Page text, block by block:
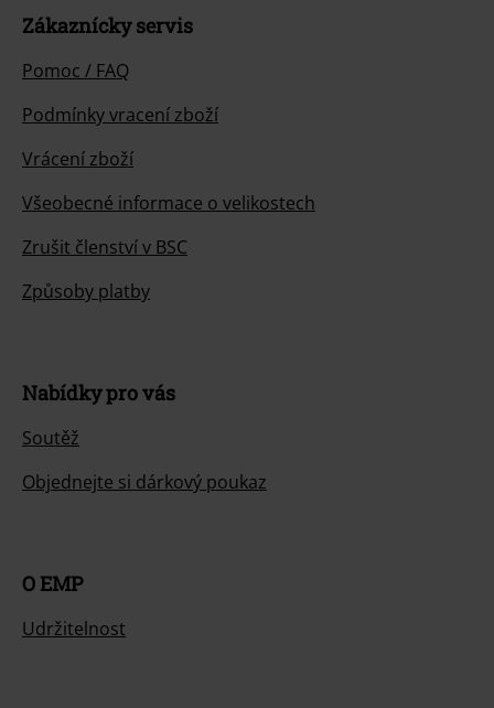
Zákaznícky servis
Pomoc / FAQ
Podmínky vracení zboží
Vrácení zboží
Všeobecné informace o velikostech
Zrušit členství v BSC
Způsoby platby
Nabídky pro vás
Soutěž
Objednejte si dárkový poukaz
O EMP
Udržitelnost